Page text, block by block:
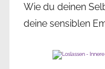
Wie du deinen
deine sensiblen